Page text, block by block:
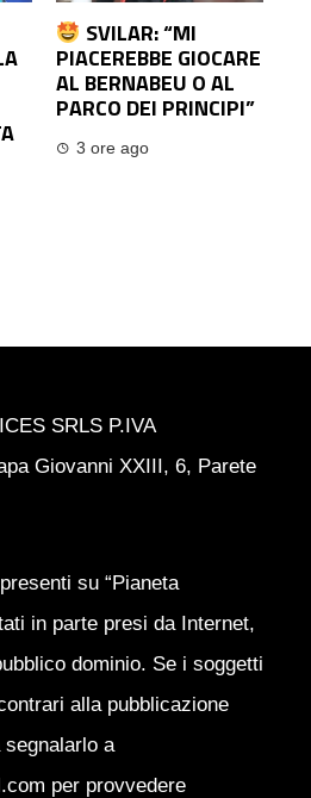
SVILAR: “MI
PIACEREBBE GIOCARE
AL BERNABEU O AL
PARCO DEI PRINCIPI”
3 ore ago
SRLS P.IVA
Giovanni XXIII, 6, Parete
su “Pianeta
in parte presi da Internet,
dominio. Se i soggetti
alla pubblicazione
segnalarlo a
per provvedere